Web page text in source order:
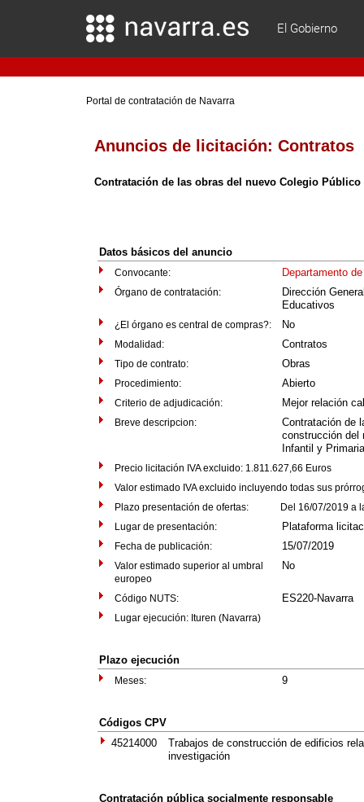
El Gobierno
Portal de contratación de Navarra
Anuncios de licitación:Contratos
Contratación de las obras del nuevo Colegio Público
Datos básicos del anuncio
Convocante: Departamento
Órgano de contratación:
Dirección
Educativos
¿El órgano es central de compras?: No
Modalidad: Contratos
Tipo de contrato: Obras
Procedimiento: Abierto
Criterio de adjudicación: Mejor relación
Breve descripcion:
Contratación de
construcción del
Infantil y
Precio licitación IVA excluido: 1.811.627,66 Euros
Valor estimado IVA excluido incluyendo todas sus
Plazo presentación de ofertas: Del 16/07/2019 a
Lugar de presentación:
Plataforma
Fecha de publicación: 15/07/2019
Valor estimado superior al umbral
europeo
No
Código NUTS: ES220-Navarra
Lugar ejecución: Ituren (Navarra)
Plazo ejecución
Meses: 9
Códigos CPV
45214000
Trabajos de construcción de edificios
investigación
Contratación pública socialmente responsable